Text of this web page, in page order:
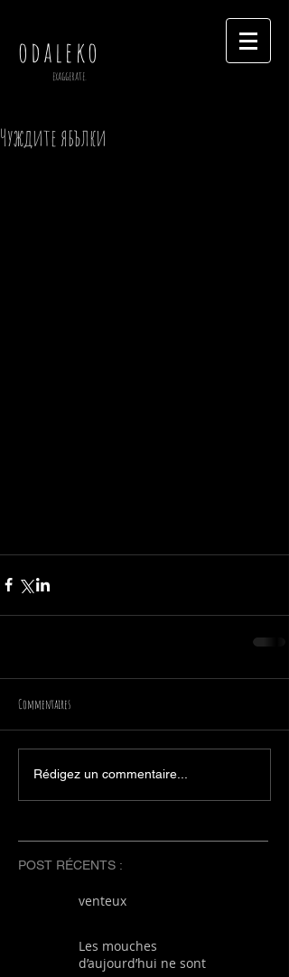
odaleko
exaggerate.
Чуждите ябълки
Commentaires
Rédigez un commentaire...
POST RÉCENTS :
venteux
Les mouches
d’aujourd’hui ne sont